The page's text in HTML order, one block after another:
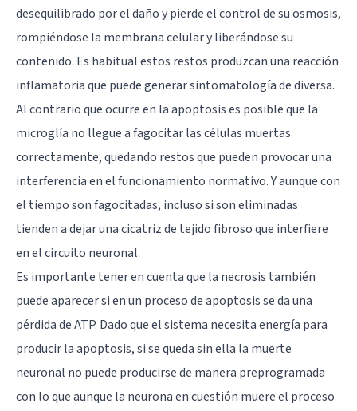
desequilibrado por el daño y pierde el control de su osmosis,
rompiéndose la membrana celular y liberándose su
contenido. Es habitual estos restos produzcan una reacción
inflamatoria que puede generar sintomatología de diversa.
Al contrario que ocurre en la apoptosis es posible que la
microglía no llegue a fagocitar las células muertas
correctamente, quedando restos que pueden provocar una
interferencia en el funcionamiento normativo. Y aunque con
el tiempo son fagocitadas, incluso si son eliminadas
tienden a dejar una cicatriz de tejido fibroso que interfiere
en el circuito neuronal.
Es importante tener en cuenta que la necrosis también
puede aparecer si en un proceso de apoptosis se da una
pérdida de ATP. Dado que el sistema necesita energía para
producir la apoptosis, si se queda sin ella la muerte
neuronal no puede producirse de manera preprogramada
con lo que aunque la neurona en cuestión muere el proceso